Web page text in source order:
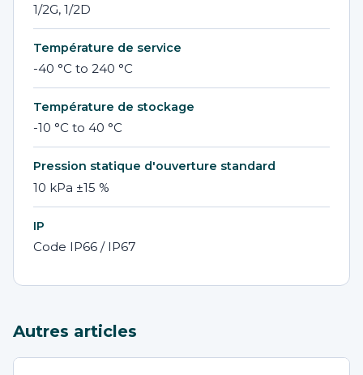
1/2G, 1/2D
Température de service
-40 °C to 240 °C
Température de stockage
-10 °C to 40 °C
Pression statique d'ouverture standard
10 kPa ±15 %
IP
Code IP66 / IP67
Autres articles